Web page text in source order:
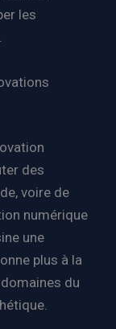
les
des
voire de
numérique
une
plus à la
du